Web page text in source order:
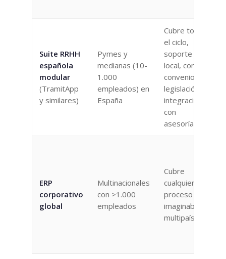
Suite RRHH
española
modular
(TramitApp
y similares)
Pymes y
medianas (10-
1.000
empleados) en
España
Cubre todo
el ciclo,
soporte
local, conoce
convenios y
legislación,
integración
con
asesorías
ERP
corporativo
global
Multinacionales
con >1.000
empleados
Cubre
cualquier
proceso
imaginable,
multipaís